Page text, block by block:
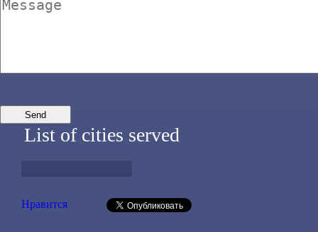
List of cities served
Нравится